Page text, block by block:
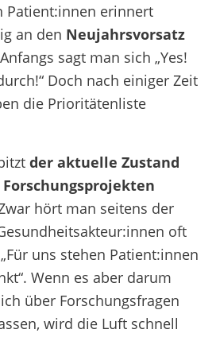
Patient:innen erinnert
an den Neujahrsvorsatz
sagt man sich „Yes!
Doch nach einiger Zeit
die Prioritätenliste
der aktuelle Zustand
hört man seitens der
oft
uns stehen Patient:innen
Wenn es aber darum
über Forschungsfragen
wird die Luft schnell